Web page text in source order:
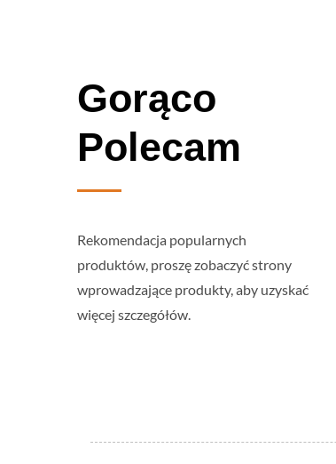
Gorąco
Polecam
Rekomendacja popularnych
produktów, proszę zobaczyć strony
wprowadzające produkty, aby uzyskać
więcej szczegółów.
Maszyna Do
Etykietowania Rękawów